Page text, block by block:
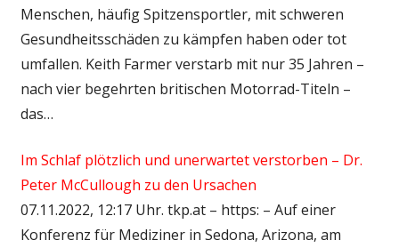
Menschen, häufig Spitzensportler, mit schweren
Gesundheitsschäden zu kämpfen haben oder tot
umfallen. Keith Farmer verstarb mit nur 35 Jahren –
nach vier begehrten britischen Motorrad-Titeln –
das…
Im Schlaf plötzlich und unerwartet verstorben – Dr.
Peter McCullough zu den Ursachen
07.11.2022, 12:17 Uhr. tkp.at – https: – Auf einer
Konferenz für Mediziner in Sedona, Arizona, am